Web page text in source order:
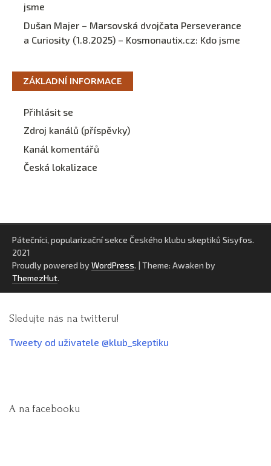
jsme
Dušan Majer – Marsovská dvojčata Perseverance
a Curiosity (1.8.2025) – Kosmonautix.cz: Kdo jsme
ZÁKLADNÍ INFORMACE
Přihlásit se
Zdroj kanálů (příspěvky)
Kanál komentářů
Česká lokalizace
Pátečníci, popularizační sekce Českého klubu skeptiků Sisyfos.
2021
Proudly powered by WordPress. | Theme: Awaken by
ThemezHut.
Sledujte nás na twitteru!
Tweety od uživatele @klub_skeptiku
A na facebooku